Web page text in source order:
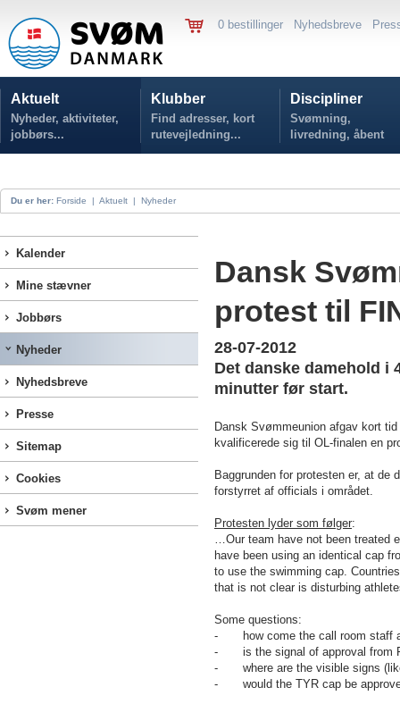
0 bestillinger Nyhedsbreve
Aktuelt
Nyheder, aktiviteter,
jobbørs...
Klubber
Find adresser, kort
rutevejledning...
Discipliner
Svømning,
livredning, åbent
vand...
Du er her: Forside | Aktuelt | Nyheder
Kalender
Mine stævner
Jobbørs
Nyheder
Nyhedsbreve
Presse
Sitemap
Cookies
Svøm mener
Dansk
protest til
28-07-2012
Det danske damehold i
minutter før start.
Dansk Svømmeunion afgav kort
kvalificerede sig til OL-finalen en
Baggrunden for protesten er, at
forstyrret af officials i området.
Protesten lyder som følger:
…Our team have not been treated
have been using an identical cap
to use the swimming cap.
that is not clear is disturbing
Some questions:
- how come the call room staff
- is the signal of approval from
- where are the visible signs (like
- would the TYR cap be